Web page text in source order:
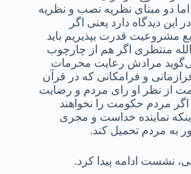
دو مبنای نظریه نصب و نظریه
این دیدگاه دارد یعنی اگر
مشروعیت قدرت بپذیریم باید
الله منتظری اگر هم از چارچوب
مرادش رعایت محرمات
و فرامکانی که در قرآن
از نظر او رای مردم و رضایت
مردم حکومت را نخواهند
نماینده خداست و مجری
به مردم تحمیل کند.
نشست ادامه پیدا کرد.